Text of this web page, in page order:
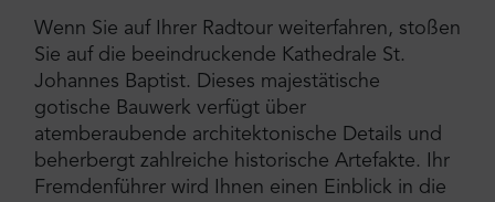
Wenn Sie auf Ihrer Radtour weiterfahren, stoßen
Sie auf die beeindruckende Kathedrale St.
Johannes Baptist. Dieses majestätische
gotische Bauwerk verfügt über
atemberaubende architektonische Details und
beherbergt zahlreiche historische Artefakte. Ihr
Fremdenführer wird Ihnen einen Einblick in die